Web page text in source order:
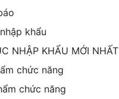
khẩu
NHẬP KHẨU MỚI NHẤT
chức năng
chức năng